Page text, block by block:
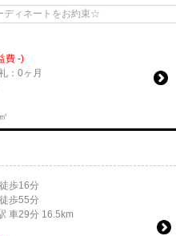
ディネートをお約束☆
費 -)
：0ヶ月
歩16分
歩55分
車29分 16.5km